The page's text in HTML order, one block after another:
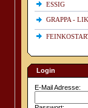
ESSIG
GRAPPA -
Login
E-Mail Adresse: